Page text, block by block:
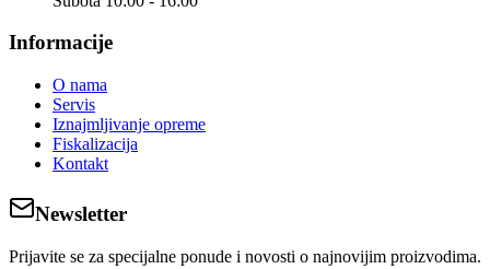
Informacije
O nama
Servis
Iznajmljivanje opreme
Fiskalizacija
Kontakt
Newsletter
Prijavite se za specijalne ponude i novosti o najnovijim proizvodima.